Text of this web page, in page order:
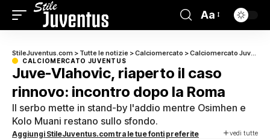
Aa
StileJuventus.com > Tutte le notizie >Calciomercato >Calciomercato Juventus
CALCIOMERCATO JUVENTUS
Juve-Vlahovic, riaperto il caso
rinnovo: incontro dopo la Roma
Il serbo mette in stand-by l'addio mentre Osimhen e
Kolo Muani restano sullo sfondo.
Aggiungi StileJuventus.com tra le tue fonti preferite vedi tutte